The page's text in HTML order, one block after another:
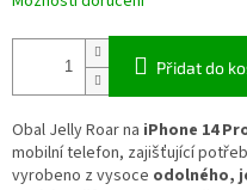
Přidat do
Obal Jelly Roar na iPhone 14
mobilní telefon, zajišťující
vyrobeno z vysoce odolného,